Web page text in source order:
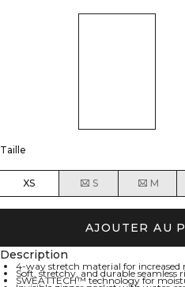
Taille
XS S M
AJOUTER AU
Description
4-way stretch material for
Soft, stretchy, and durable seamless
SWEATTECH™ technology for